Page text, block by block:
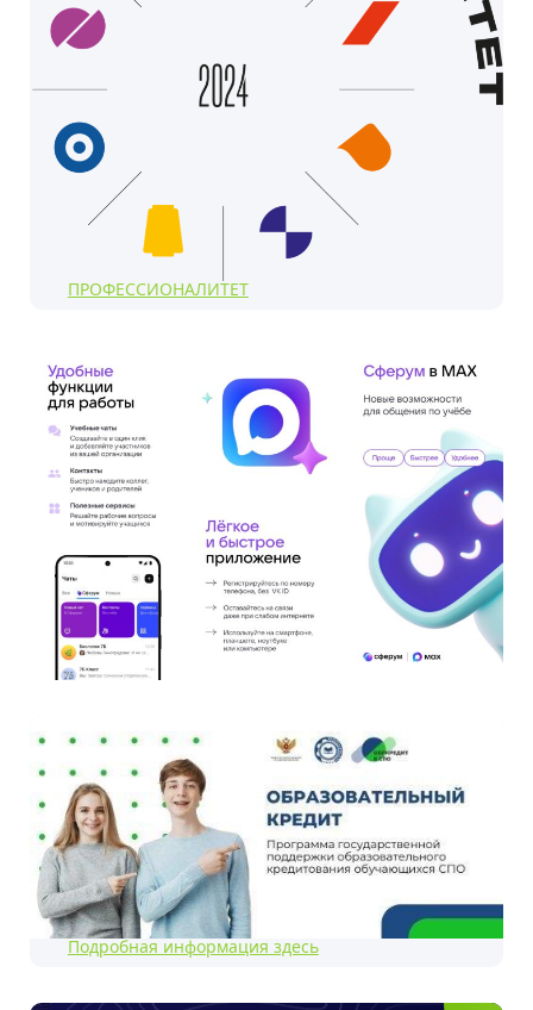
ПРОФЕССИОНАЛИТЕТ
Подробная информация здесь